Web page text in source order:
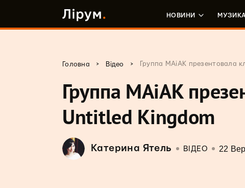
НОВИНИ МУЗИКА
Головна > Відео > Группа MAiAK презентовала
Группа MAiAK
Untitled Kingdom
Катерина Ятель ВІДЕО 22